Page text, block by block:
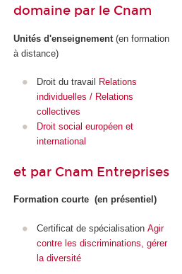
domaine par le Cnam
Unités d'enseignement (en formation
à distance)
Droit du travail
Relations
individuelles / Relations
collectives
Droit social européen et
international
et par Cnam Entreprises
Formation courte (en présentiel)
Certificat de spécialisation Agir
contre les discriminations, gérer
la diversité